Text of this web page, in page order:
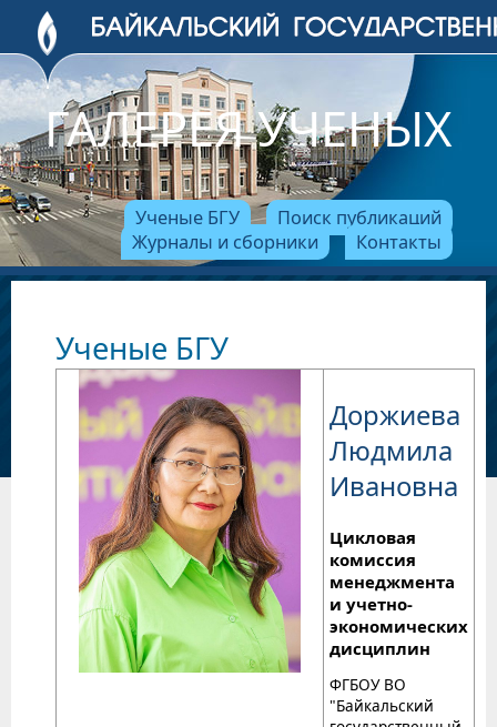
ГАЛЕРЕЯ УЧЕНЫХ
Ученые БГУ
Поиск публикаций
Журналы и сборники
Контакты
Ученые БГУ
Доржиева
Людмила
Ивановна
Цикловая
комиссия
менеджмента
и учетно-
экономических
дисциплин
ФГБОУ ВО
"Байкальский